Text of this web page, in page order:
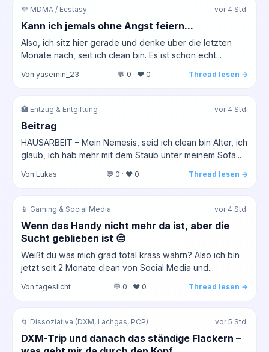
💜 MDMA / Ecstasy vor 4 Std.
Kann ich jemals ohne Angst feiern...
Also, ich sitz hier gerade und denke über die letzten
Monate nach, seit ich clean bin. Es ist schon echt...
Von yasemin_23 💬 0 · ❤️ 0 Thread lesen →
🏥 Entzug & Entgiftung vor 4 Std.
Beitrag
HAUSARBEIT – Mein Nemesis, seid ich clean bin Alter, ich
glaub, ich hab mehr mit dem Staub unter meinem Sofa...
Von Lukas 💬 0 · ❤️ 0 Thread lesen →
📱 Gaming & Social Media vor 4 Std.
Wenn das Handy nicht mehr da ist, aber die
Sucht geblieben ist 😔
Weißt du was mich grad total krass wahrn? Also ich bin
jetzt seit 2 Monate clean von Social Media und...
Von tageslicht 💬 0 · ❤️ 0 Thread lesen →
🌀 Dissoziativa (DXM, Lachgas, PCP) vor 5 Std.
DXM-Trip und danach das ständige Flackern –